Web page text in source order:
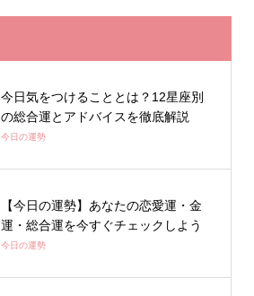
今日気をつけることとは？12星座別
の総合運とアドバイスを徹底解説
今日の運勢
【今日の運勢】あなたの恋愛運・金
運・総合運を今すぐチェックしよう
今日の運勢